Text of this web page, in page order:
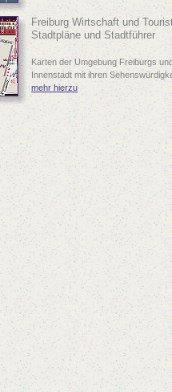
Freiburg Wirtschaft und
Stadtpläne und Stadtführer
Karten der Umgebung Freiburgs
Innenstadt mit ihren
mehr hierzu